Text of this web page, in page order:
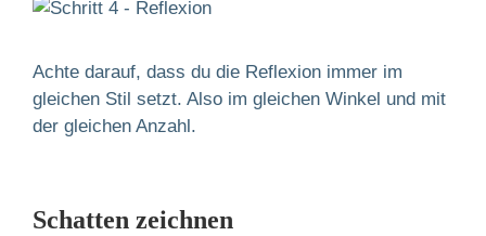
Achte darauf, dass du die Reflexion immer im
gleichen Stil setzt. Also im gleichen Winkel und mit
der gleichen Anzahl.
Schatten zeichnen